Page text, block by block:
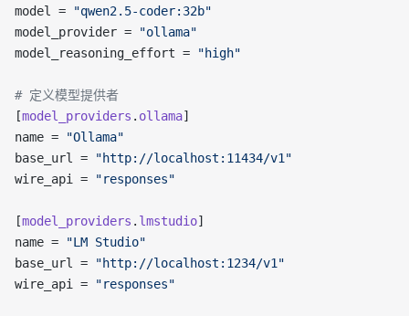
model =
"qwen2.5-coder:32b"
model_provider =
"ollama"
model_reasoning_effort =
"high"
# 定义模型提供者
[model_providers . ollama]
name =
"Ollama"
base_url =
"http://localhost:11434/v1"
wire_api =
"responses"
[model_providers . lmstudio]
name =
"LM Studio"
base_url =
"http://localhost:1234/v1"
wire_api =
"responses"